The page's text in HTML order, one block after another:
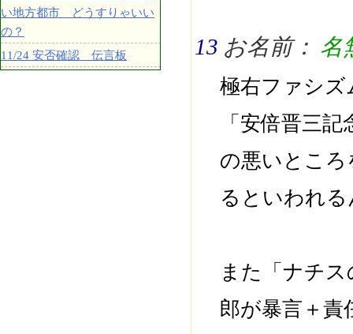
13 お名前： 名
極右ファシズ
「安倍晋三
の悪いとこ
るといわれ
また「ナチ
郎が暴言＋責
い地方都市 どうすりゃいい
の？
11/24 安否確認 伝言板